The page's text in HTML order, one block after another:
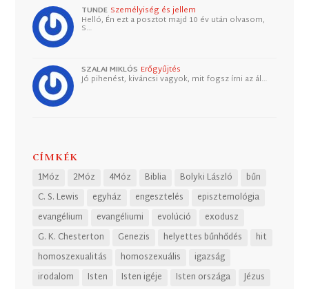
TUNDE Személyiség és jellem
Helló, Én ezt a posztot majd 10 év után olvasom,
S…
SZALAI MIKLÓS Erőgyűjtés
Jó pihenést, kiváncsi vagyok, mit fogsz írni az ál…
CÍMKÉK
1Móz 2Móz 4Móz Biblia Bolyki László
bűn
C. S. Lewis
egyház engesztelés
episztemológia
evangélium
evangéliumi evolúció
exodusz
G. K. Chesterton
Genezis helyettes bűnhődés
hit
homoszexualitás
homoszexuális
igazság
irodalom
Isten Isten igéje Isten országa Jézus